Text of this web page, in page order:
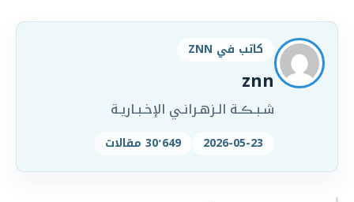
كاتب في ZNN
znn
شـبـڪـة الـزهـرانـي الإخـبـاريـة
2026-05-23 30٬649 مقالات